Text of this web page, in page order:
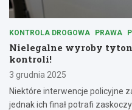
KONTROLA DROGOWA PRAWA
Nielegalne wyroby
kontroli!
3 grudnia 2025
Niektóre interwencje policyjne
jednak ich finał potrafi